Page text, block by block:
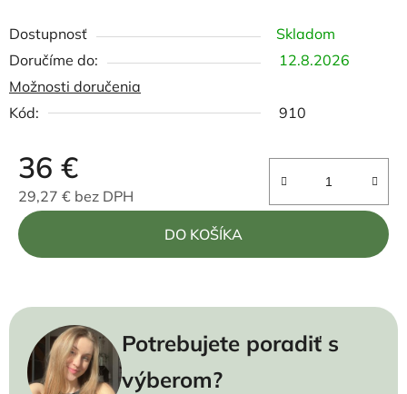
Dostupnosť
Skladom
12.8.2026
Možnosti doručenia
Kód:
910
36 €
29,27 € bez DPH
Jednotková cena:
DO KOŠÍKA
Potrebujete poradiť s
výberom?